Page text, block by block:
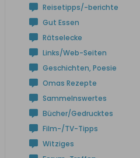
Reisetipps/-berichte
Gut Essen
Rätselecke
Links/Web-Seiten
Geschichten, Poesie
Omas Rezepte
Sammelnswertes
Bücher/Gedrucktes
Film-/TV-Tipps
Witziges